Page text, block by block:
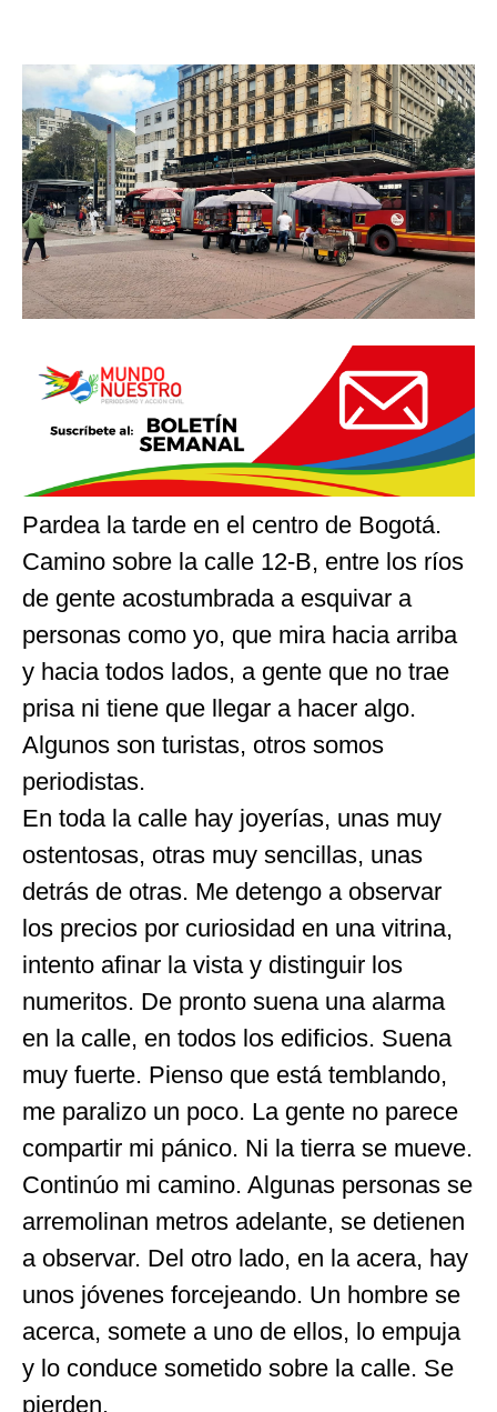
Pardea la tarde en el centro de Bogotá.
Camino sobre la calle 12-B, entre los ríos
de gente acostumbrada a esquivar a
personas como yo, que mira hacia arriba
y hacia todos lados, a gente que no trae
prisa ni tiene que llegar a hacer algo.
Algunos son turistas, otros somos
periodistas.
En toda la calle hay joyerías, unas muy
ostentosas, otras muy sencillas, unas
detrás de otras. Me detengo a observar
los precios por curiosidad en una vitrina,
intento afinar la vista y distinguir los
numeritos. De pronto suena una alarma
en la calle, en todos los edificios. Suena
muy fuerte. Pienso que está temblando,
me paralizo un poco. La gente no parece
compartir mi pánico. Ni la tierra se mueve.
Continúo mi camino. Algunas personas se
arremolinan metros adelante, se detienen
a observar. Del otro lado, en la acera, hay
unos jóvenes forcejeando. Un hombre se
acerca, somete a uno de ellos, lo empuja
y lo conduce sometido sobre la calle. Se
pierden.